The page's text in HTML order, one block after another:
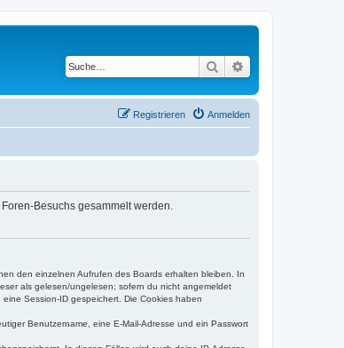
Suche
Anmelden
Registrieren
Besuchs gesammelt werden.
den einzelnen Aufrufen des Boards erhalten bleiben. In
als gelesen/ungelesen; sofern du nicht angemeldet
Session-ID gespeichert. Die Cookies haben
Benutzername, eine E-Mail-Adresse und ein Passwort